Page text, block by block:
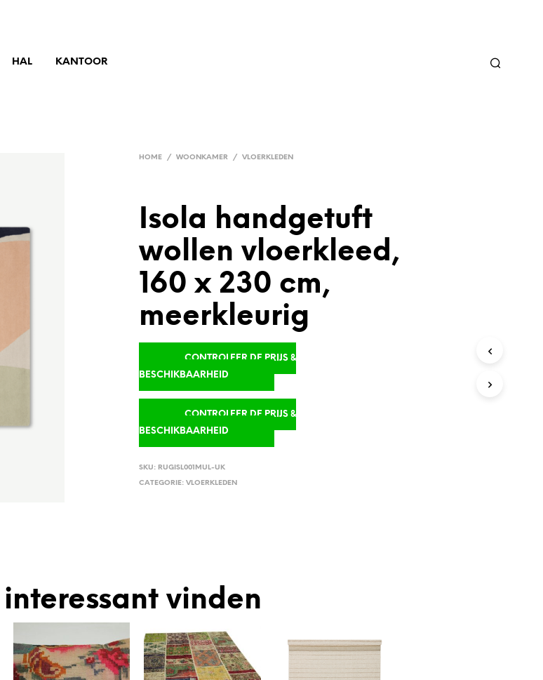
HAL KANTOOR
HOME / WOONKAMER / VLOERKLEDEN
Isola handgetuft
wollen vloerkleed,
160 x 230 cm,
meerkleurig
CONTROLEER DE PRIJS &
BESCHIKBAARHEID
CONTROLEER DE PRIJS &
BESCHIKBAARHEID
SKU: RUGISL001MUL-UK
CATEGORIE:VLOERKLEDEN
vinden